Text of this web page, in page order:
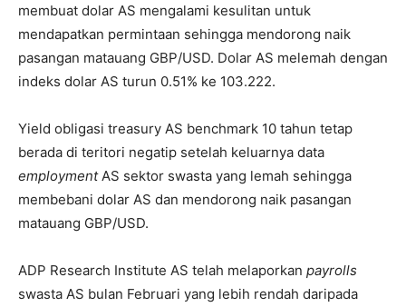
membuat dolar AS mengalami kesulitan untuk
mendapatkan permintaan sehingga mendorong naik
pasangan matauang GBP/USD. Dolar AS melemah dengan
indeks dolar AS turun 0.51% ke 103.222.
Yield obligasi treasury AS benchmark 10 tahun tetap
berada di teritori negatip setelah keluarnya data
employmentAS sektor swasta yang lemah sehingga
membebani dolar AS dan mendorong naik pasangan
matauang GBP/USD.
ADP Research Institute AS telah melaporkan payrolls
swasta AS bulan Februari yang lebih rendah daripada